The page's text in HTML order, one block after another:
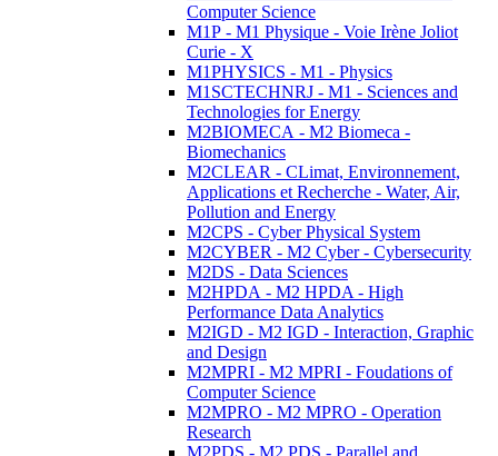
Computer Science
M1P - M1 Physique - Voie Irène Joliot
Curie - X
M1PHYSICS - M1 - Physics
M1SCTECHNRJ - M1 - Sciences and
Technologies for Energy
M2BIOMECA - M2 Biomeca -
Biomechanics
M2CLEAR - CLimat, Environnement,
Applications et Recherche - Water, Air,
Pollution and Energy
M2CPS - Cyber Physical System
M2CYBER - M2 Cyber - Cybersecurity
M2DS - Data Sciences
M2HPDA - M2 HPDA - High
Performance Data Analytics
M2IGD - M2 IGD - Interaction, Graphic
and Design
M2MPRI - M2 MPRI - Foudations of
Computer Science
M2MPRO - M2 MPRO - Operation
Research
M2PDS - M2 PDS - Parallel and